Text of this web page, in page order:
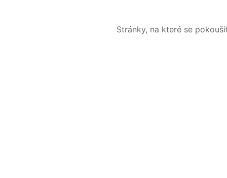
Stránky, na které se